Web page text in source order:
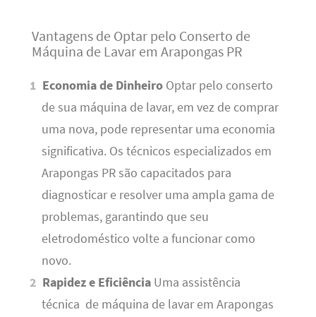
Vantagens de Optar pelo Conserto de
Máquina de Lavar em Arapongas PR
Economia de Dinheiro Optar pelo conserto
de sua máquina de lavar, em vez de comprar
uma nova, pode representar uma economia
significativa. Os técnicos especializados em
Arapongas PR são capacitados para
diagnosticar e resolver uma ampla gama de
problemas, garantindo que seu
eletrodoméstico volte a funcionar como
novo.
Rapidez e Eficiência Uma assistência
técnica de máquina de lavar em Arapongas